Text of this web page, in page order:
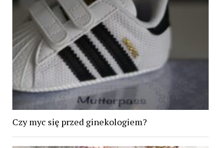
Czy myc się przed ginekologiem?